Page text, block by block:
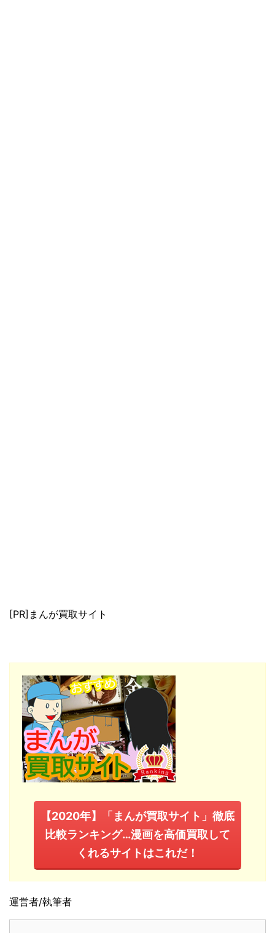
[PR]まんが買取サイト
【2020年】「まんが買取サイト」徹底
比較ランキング…漫画を高価買取して
くれるサイトはこれだ！
運営者/執筆者